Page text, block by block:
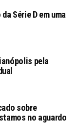
Série D em uma
pela
sobre
no aguardo